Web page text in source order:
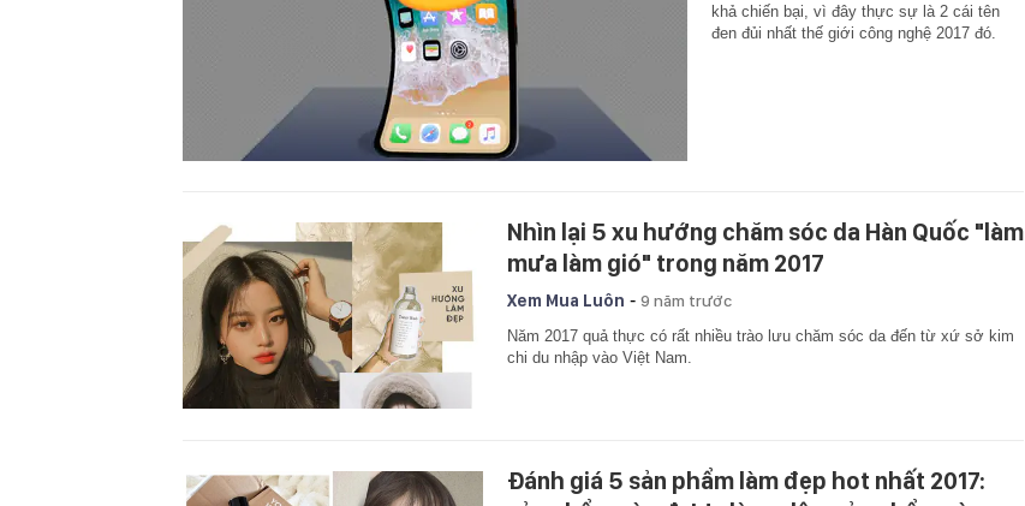
khả chiến bại, vì đây thực sự là 2 cái tên
đen đủi nhất thế giới công nghệ 2017 đó.
Nhìn lại 5 xu hướng chăm sóc da Hàn Quốc "làm
mưa làm gió" trong năm 2017
Xem Mua Luôn - 9 năm trước
Năm 2017 quả thực có rất nhiều trào lưu chăm sóc da đến từ xứ sở kim
chi du nhập vào Việt Nam.
Đánh giá 5 sản phẩm làm đẹp hot nhất 2017: